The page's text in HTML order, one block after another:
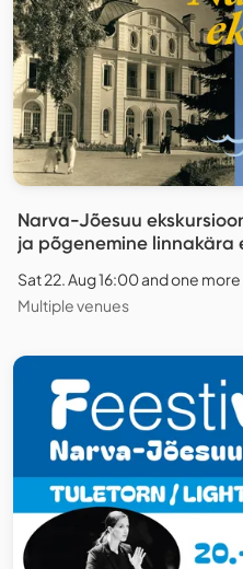
Narva-Jõesuu
ja põgenemine linnakära
Sat 22. Aug 16:00 and one more
Multiple venues